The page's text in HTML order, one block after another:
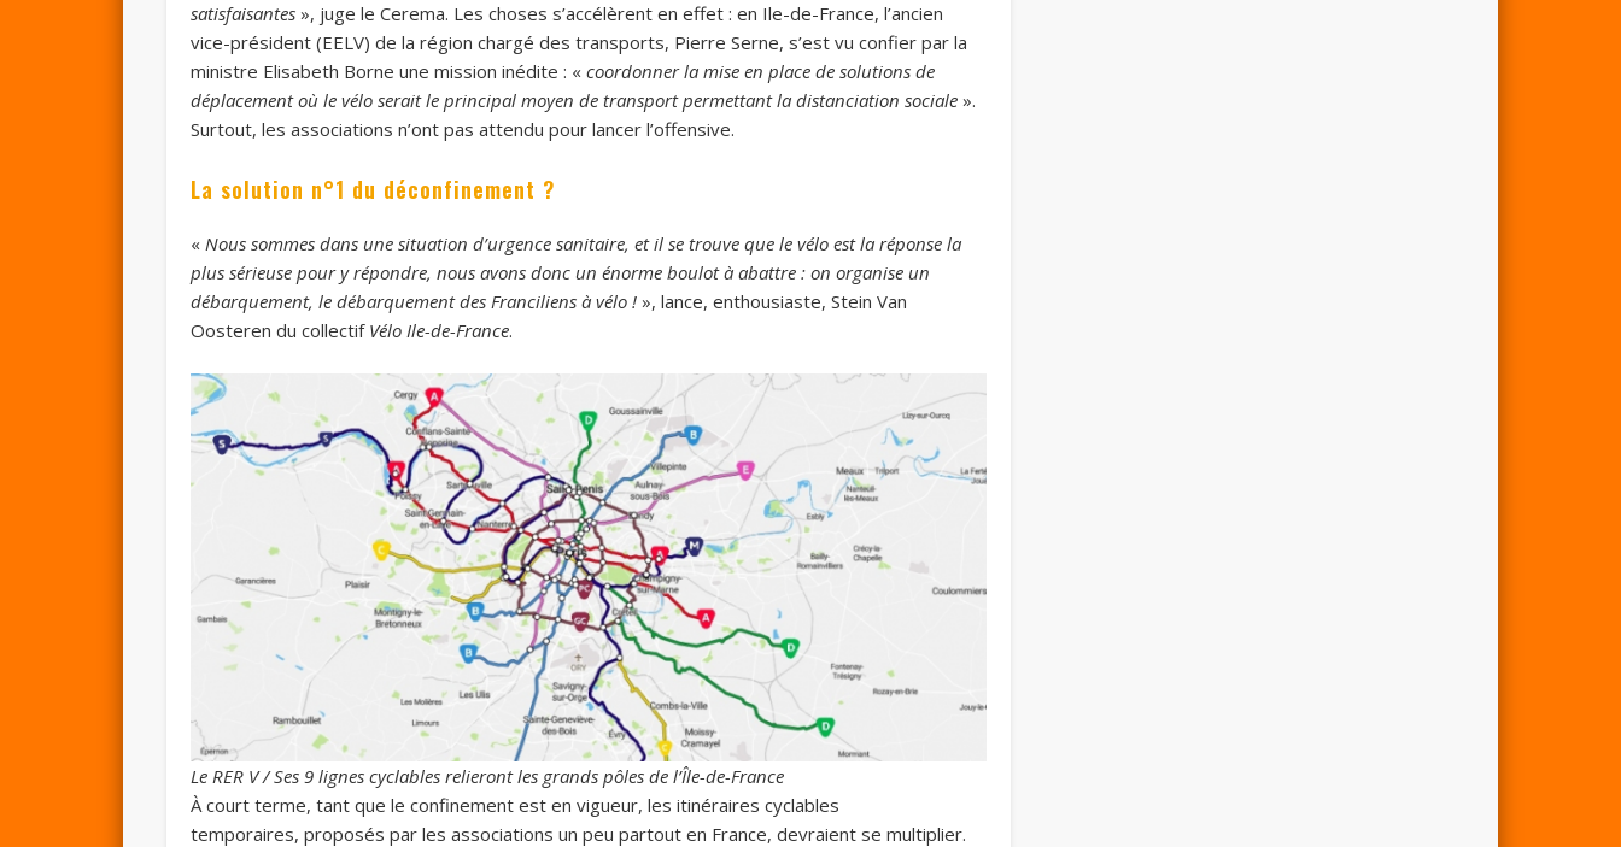
satisfaisantes», juge le Cerema. Les choses s’accélèrent en effet : en Ile-de-France, l’ancien
vice-président (EELV) de la région chargé des transports, Pierre Serne, s’est vu confier par la
ministre Elisabeth Borne une mission inédite : «coordonner la mise en place de solutions de
déplacement où le vélo serait le principal moyen de transport permettant la distanciation sociale».
Surtout, les associations n’ont pas attendu pour lancer l’offensive.
La solution n°1 du déconfinement ?
«Nous sommes dans une situation d’urgence sanitaire, et il se trouve que le vélo est la réponse la
plus sérieuse pour y répondre, nous avons donc un énorme boulot à abattre : on organise un
débarquement, le débarquement des Franciliens à vélo !», lance, enthousiaste, Stein Van
Oosteren du collectif Vélo Ile-de-France.
Le RER V / Ses 9 lignes cyclables relieront les grands pôles de l’Île-de-France
À court terme, tant que le confinement est en vigueur, les itinéraires cyclables
temporaires, proposés par les associations un peu partout en France, devraient se multiplier.